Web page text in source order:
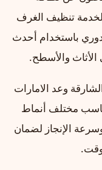
تنظيف الغرف
باستخدام أحدث
والأسطح.
وعد الامارات
مختلف أنماط
وسرعة الإنجاز لضمان